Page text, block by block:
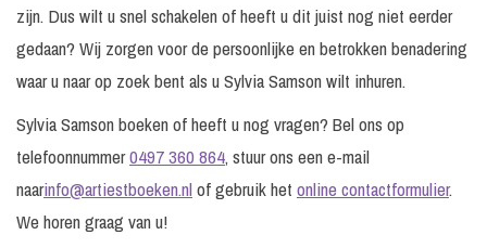
zijn. Dus wilt u snel schakelen of heeft u dit juist nog niet eerder
gedaan? Wij zorgen voor de persoonlijke en betrokken benadering
waar u naar op zoek bent als u Sylvia Samson wilt inhuren.
Sylvia Samson boeken of heeft u nog vragen? Bel ons op
telefoonnummer0497 360 864, stuur ons een e-mail
naarinfo@artiestboeken.nlof gebruik het online contactformulier.
We horen graag van u!